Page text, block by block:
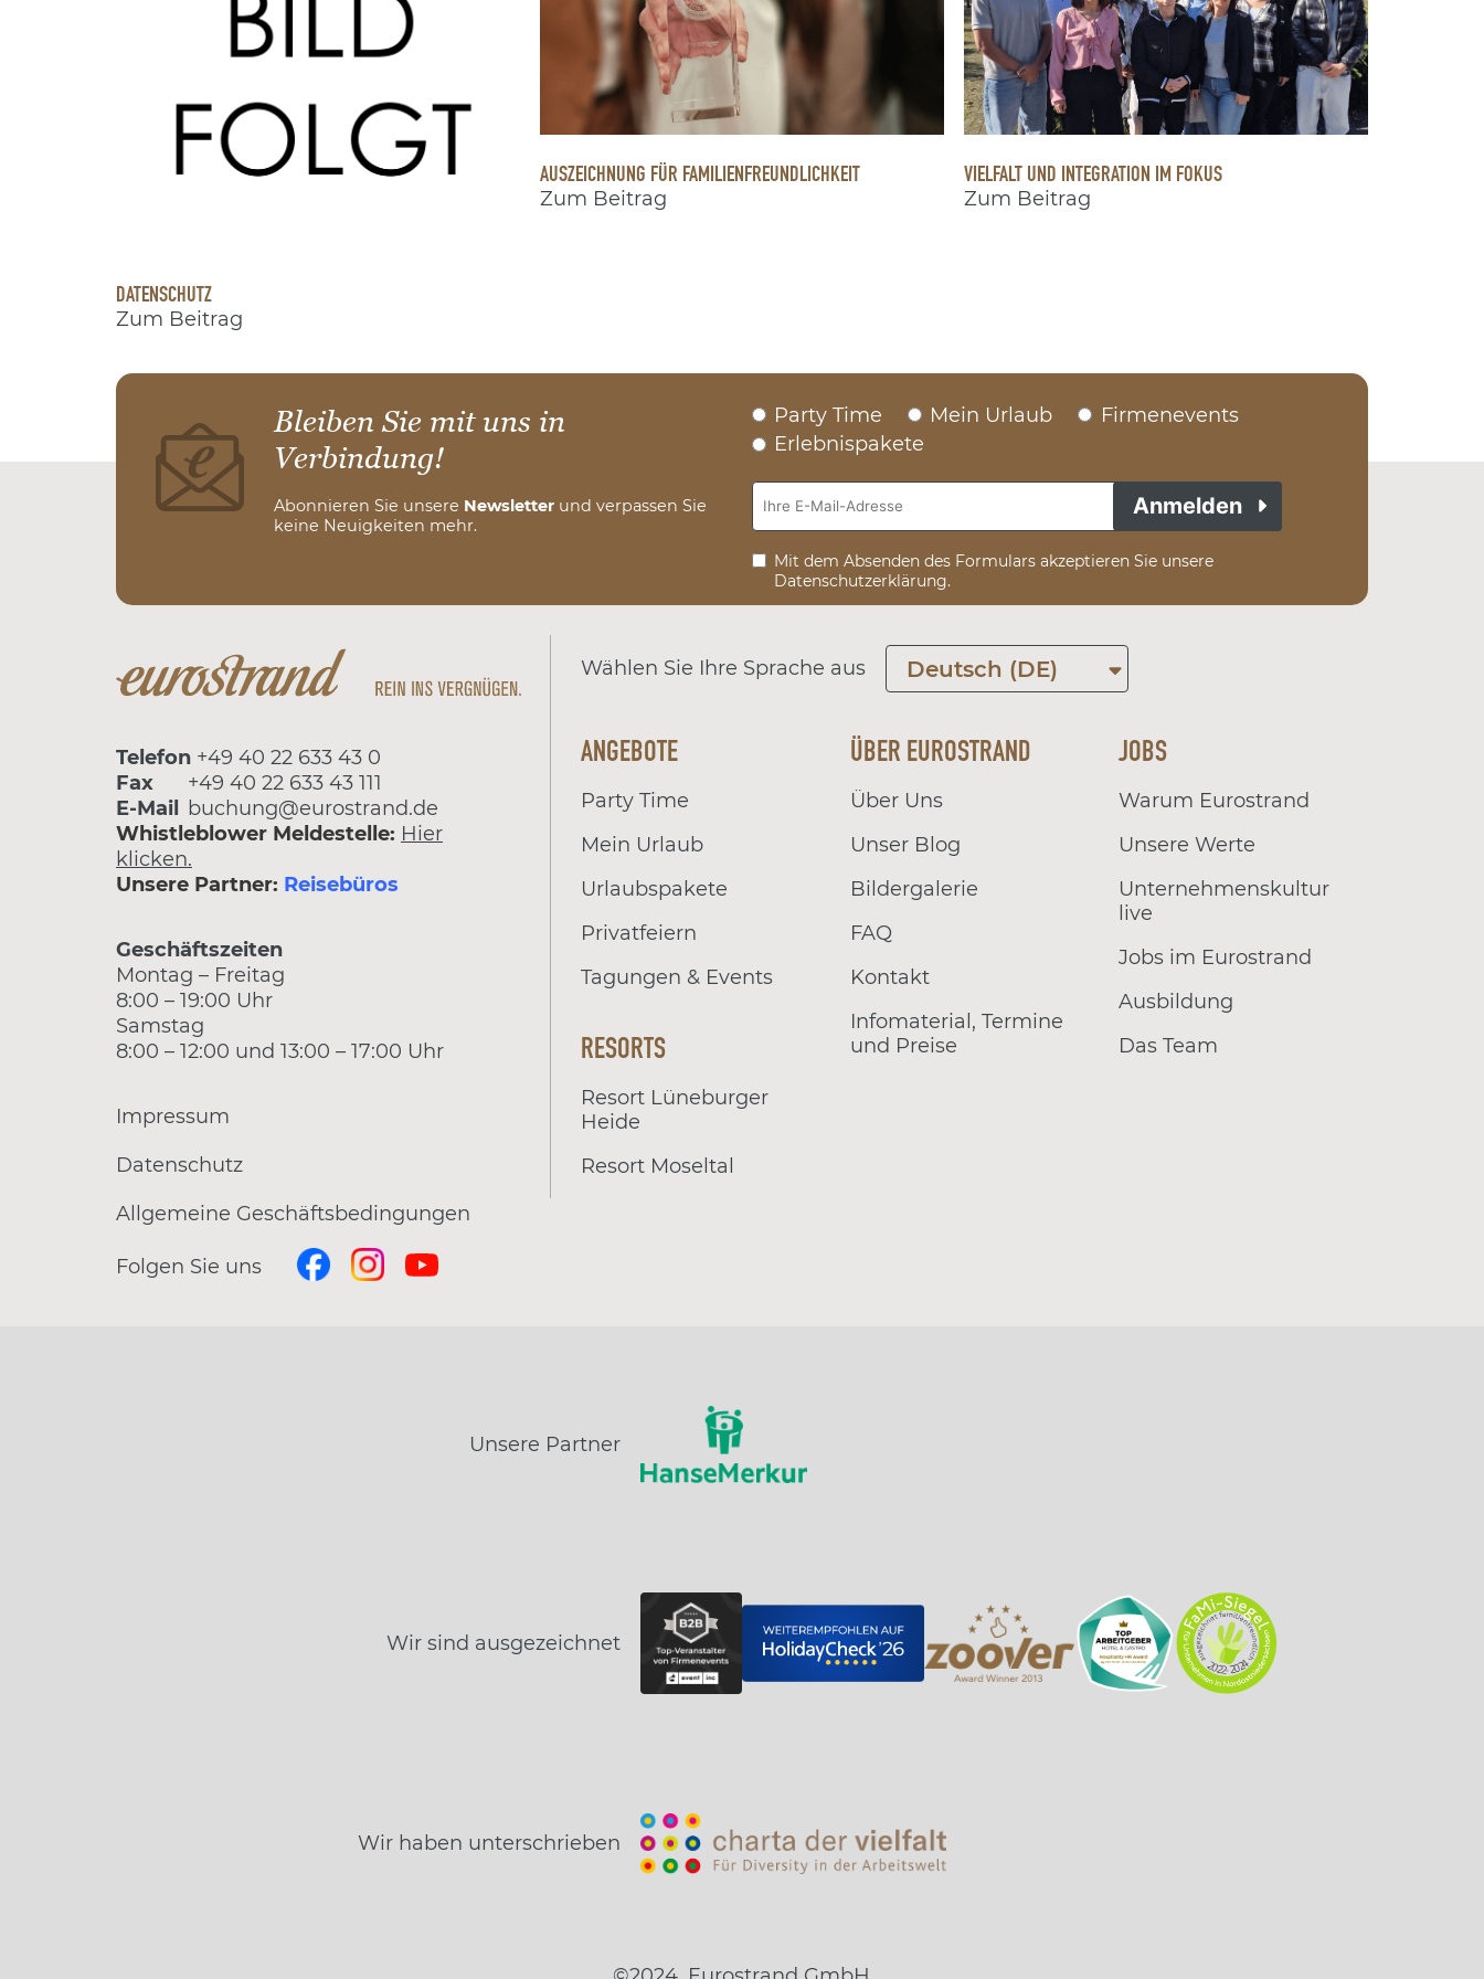
DATENSCHUTZ
Zum Beitrag
AUSZEICHNUNG FÜR FAMILIENFREUNDLICHKEIT
Zum Beitrag
VIELFALT UND INTEGRATION IM FOKUS
Zum Beitrag
Bleiben Sie mit uns in
Verbindung!
Abonnieren Sie unsere Newsletter und verpassen Sie
keine Neuigkeiten mehr.
Party Time Mein Urlaub
Firmenevents
Erlebnispakete
Mit dem Absenden des Formulars akzeptieren Sie unsere
Datenschutzerklärung.
Anmelden
Telefon +49 40 22 633 43 0
Fax
+49 40 22 633 43 111
E-Mail
buchung@eurostrand.de
Whistleblower Meldestelle: Hier
klicken.
Unsere Partner: Reisebüros
Geschäftszeiten
Montag – Freitag
8:00 – 19:00 Uhr
Samstag
8:00 – 12:00 und 13:00 – 17:00 Uhr
Impressum
Datenschutz
Allgemeine Geschäftsbedingungen
Wählen Sie Ihre Sprache aus Deutsch (DE)
ANGEBOTE
Party Time
Mein Urlaub
Urlaubspakete
Privatfeiern
Tagungen & Events
RESORTS
Resort Lüneburger
Heide
Resort Moseltal
ÜBER EUROSTRAND
Über Uns
Unser Blog
Bildergalerie
FAQ
Kontakt
Infomaterial, Termine
und Preise
JOBS
Warum Eurostrand
Unsere Werte
Unternehmenskultur
live
Jobs im Eurostrand
Ausbildung
Das Team
Folgen Sie uns
Unsere Partner
Wir sind ausgezeichnet
Wir haben unterschrieben